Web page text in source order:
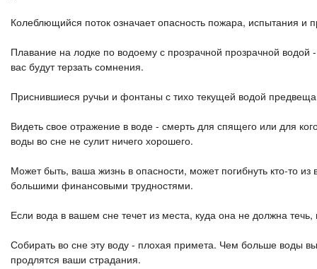
Колеблющийся поток означает опасность пожара, испытания и
Плавание на лодке по водоему с прозрачной прозрачной водой
вас будут терзать сомнения.
Приснившиеся ручьи и фонтаны с тихо текущей водой
Видеть свое отражение в воде - смерть для спящего или для
воды во сне не сулит ничего хорошего.
Может быть, ваша жизнь в опасности, может погибнуть кто-то
большими финансовыми трудностями.
Если вода в вашем сне течет из места, куда она не должна
Собирать во сне эту воду - плохая примета. Чем больше воды
продлятся ваши страдания.